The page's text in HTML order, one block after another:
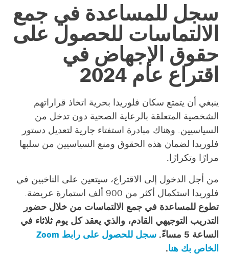
سجل للمساعدة في جمع
الالتماسات للحصول على
حقوق الإجهاض في
اقتراع عام 2024
ينبغي أن يتمتع سكان فلوريدا بحرية اتخاذ قراراتهم
الشخصية المتعلقة بالرعاية الصحية دون تدخل من
السياسيين. وهناك مبادرة استفتاء جارية لتعديل دستور
فلوريدا لضمان هذه الحقوق ومنع السياسيين من سلبها
مرارًا وتكرارًا.
من أجل الدخول إلى الاقتراع، سيتعين على الناخبين في
فلوريدا استكمال أكثر من 900 ألف استمارة عريضة.
تطوع للمساعدة في جمع الالتماسات من خلال حضور
التدريب التوجيهي القادم، والذي يعقد كل يوم ثلاثاء في
الساعة 5 مساءً.
سجل للحصول على رابط Zoom
الخاص بك هنا.